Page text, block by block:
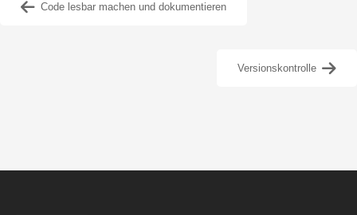
Code lesbar machen und dokumentieren
Versionskontrolle